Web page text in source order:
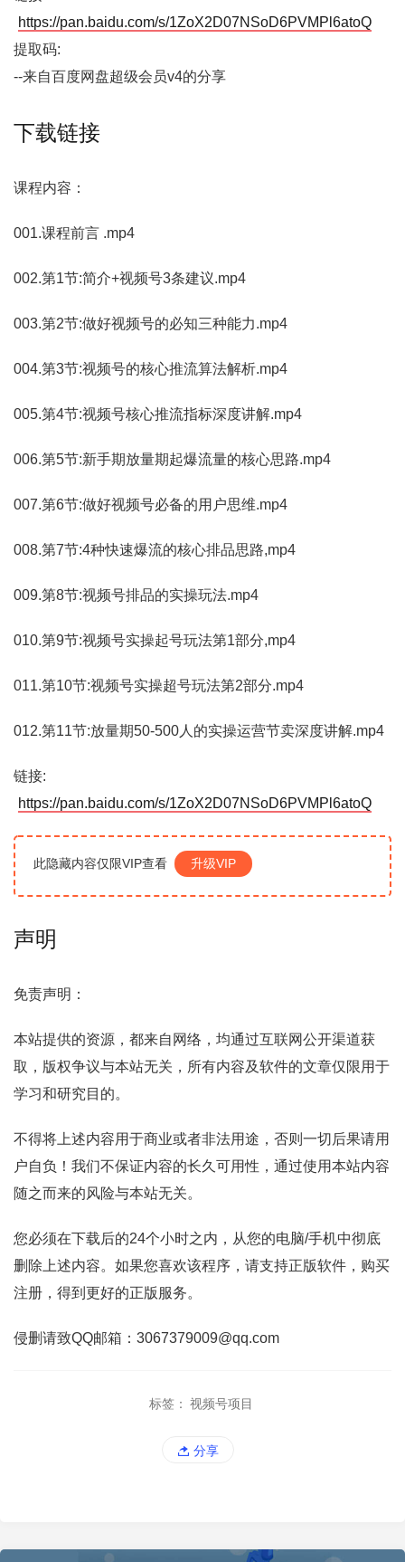
https://pan.baidu.com/s/1ZoX2D07NSoD6PVMPl6atoQ
提取码:
--来自百度网盘超级会员v4的分享
下载链接
课程内容：
001.课程前言 .mp4
002.第1节:简介+视频号3条建议.mp4
003.第2节:做好视频号的必知三种能力.mp4
004.第3节:视频号的核心推流算法解析.mp4
005.第4节:视频号核心推流指标深度讲解.mp4
006.第5节:新手期放量期起爆流量的核心思路.mp4
007.第6节:做好视频号必备的用户思维.mp4
008.第7节:4种快速爆流的核心排品思路,mp4
009.第8节:视频号排品的实操玩法.mp4
010.第9节:视频号实操起号玩法第1部分,mp4
011.第10节:视频号实操超号玩法第2部分.mp4
012.第11节:放量期50-500人的实操运营节卖深度讲解.mp4
链接:
https://pan.baidu.com/s/1ZoX2D07NSoD6PVMPl6atoQ
此隐藏内容仅限VIP查看 升级VIP
声明
免责声明：
本站提供的资源，都来自网络，均通过互联网公开渠道获
取，版权争议与本站无关，所有内容及软件的文章仅限用于
学习和研究目的。
不得将上述内容用于商业或者非法用途，否则一切后果请用
户自负！我们不保证内容的长久可用性，通过使用本站内容
随之而来的风险与本站无关。
您必须在下载后的24个小时之内，从您的电脑/手机中彻底
删除上述内容。如果您喜欢该程序，请支持正版软件，购买
注册，得到更好的正版服务。
侵删请致QQ邮箱：3067379009@qq.com
标签： 视频号项目
分享